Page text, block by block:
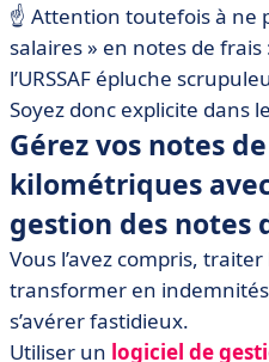
☝️ Attention toutefois à ne
salaires » en notes de
l’URSSAF épluche
Soyez donc explicite dans
Gérez vos notes
kilométriques
gestion des notes
Vous l’avez compris,
transformer en
s’avérer fastidieux.
Utiliser un logiciel de